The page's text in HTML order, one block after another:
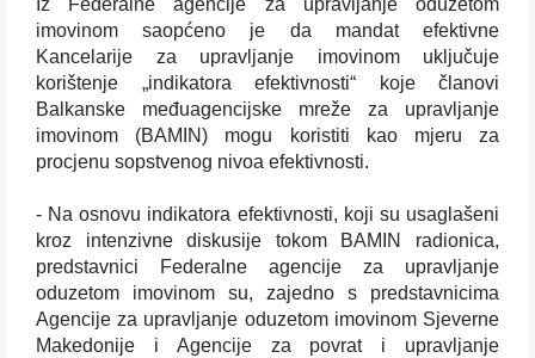
Iz Federalne agencije za upravljanje oduzetom
imovinom saopćeno je da mandat efektivne
Kancelarije za upravljanje imovinom uključuje
korištenje „indikatora efektivnosti“ koje članovi
Balkanske međuagencijske mreže za upravljanje
imovinom (BAMIN) mogu koristiti kao mjeru za
procjenu sopstvenog nivoa efektivnosti.
- Na osnovu indikatora efektivnosti, koji su usaglašeni
kroz intenzivne diskusije tokom BAMIN radionica,
predstavnici Federalne agencije za upravljanje
oduzetom imovinom su, zajedno s predstavnicima
Agencije za upravljanje oduzetom imovinom Sjeverne
Makedonije i Agencije za povrat i upravljanje